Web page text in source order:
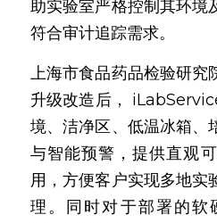
助实验室严格控制其环境
符合审计追踪需求。
上海市食品药品检验研究
升级改造后，
境、洁净区、低温冰箱、
与智能预警，提供直观
用，方便客户实现多地实
理。同时对于部署的软